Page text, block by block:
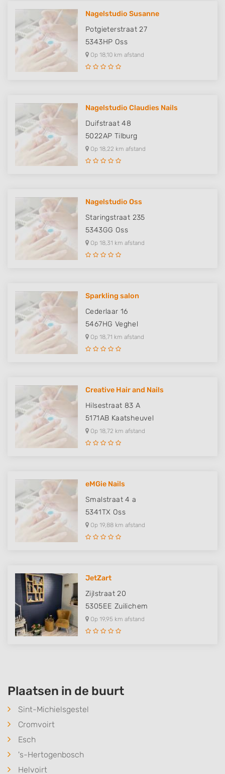
Nagelstudio Susanne
Potgieterstraat 27
5343HP Oss
Op 18,10 km afstand
Nagelstudio Claudies Nails
Duifstraat 48
5022AP Tilburg
Op 18,22 km afstand
Nagelstudio Oss
Staringstraat 235
5343GG Oss
Op 18,31 km afstand
Sparkling salon
Cederlaar 16
5467HG Veghel
Op 18,71 km afstand
Creative Hair and Nails
Hilsestraat 83 A
5171AB Kaatsheuvel
Op 18,72 km afstand
eMGie Nails
Smalstraat 4 a
5341TX Oss
Op 19,88 km afstand
JetZart
Zijlstraat 20
5305EE Zuilichem
Op 19,95 km afstand
Plaatsen in de buurt
Sint-Michielsgestel
Cromvoirt
Esch
's-Hertogenbosch
Helvoirt